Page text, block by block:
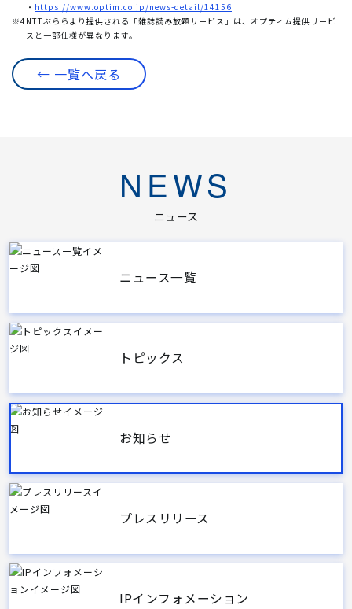
・ https://www.optim.co.jp/news-detail/14156
※4 NTTぷららより提供される「雑誌読み放題サービス」は、オプティム提供サービ
スと一部仕様が異なります。
← 一覧へ戻る
NEWS
ニュース
ニュース一覧
トピックス
お知らせ
プレスリリース
IPインフォメーション